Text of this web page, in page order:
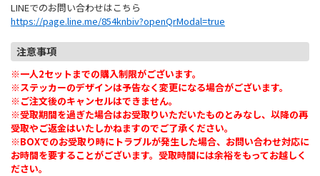
LINEでのお問い合わせはこちら
https://page.line.me/854knbiv?openQrModal=true
注意事項
※一人2セットまでの購入制限がございます。
※ステッカーのデザインは予告なく変更になる場合がございます。
※ご注文後のキャンセルはできません。
※受取期間を過ぎた場合はお受取りいただいたものとみなし、以降の再
受取やご返金はいたしかねますのでご了承ください。
※BOXでのお受取り時にトラブルが発生した場合、お問い合わせ対応に
お時間を要することがございます。受取時間には余裕をもってお越しく
ださい。